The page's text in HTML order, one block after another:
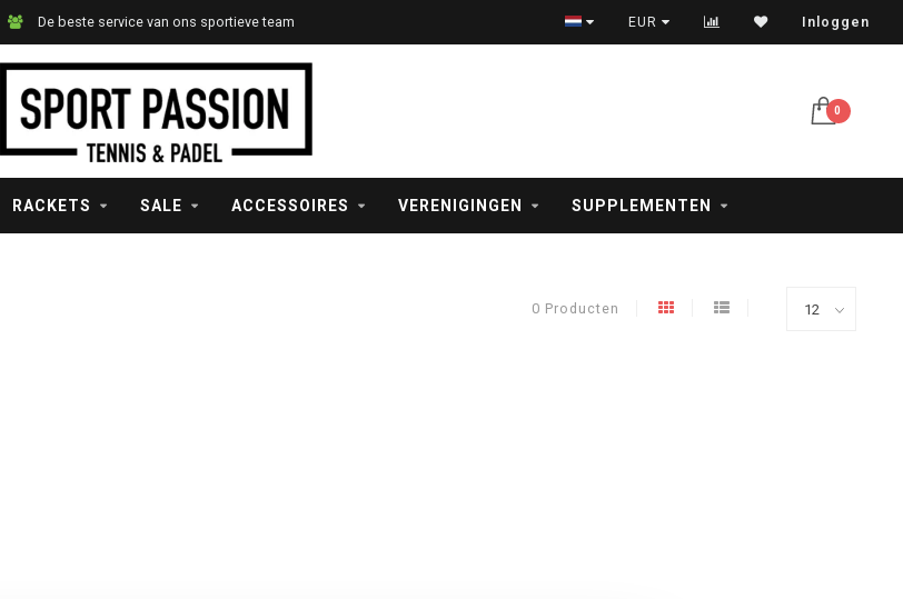
De beste service van ons sportieve team Vóór 17 uur besteld = vandaag verzonden
EUR Inloggen
0
RACKETS SALE ACCESSOIRES VERENIGINGEN SUPPLEMENTEN
0 Producten